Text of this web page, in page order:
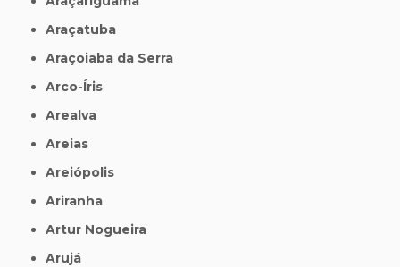
Araçatuba
Araçoiaba da Serra
Arco-Íris
Arealva
Areias
Areiópolis
Ariranha
Artur Nogueira
Arujá